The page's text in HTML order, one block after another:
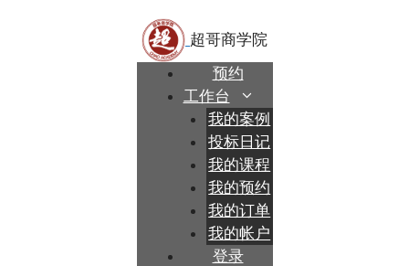
预约
工作台
我的案例
投标日记
我的课程
我的预约
我的订单
我的帐户
登录